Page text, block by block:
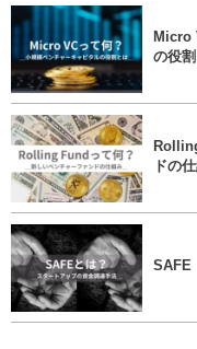
Micro
の役割
ドの
SAFE